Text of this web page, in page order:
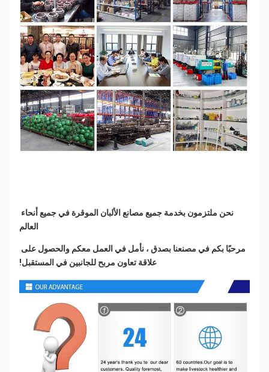
العالم
علاقة تعاون مربح للجانبين في المستقبل!